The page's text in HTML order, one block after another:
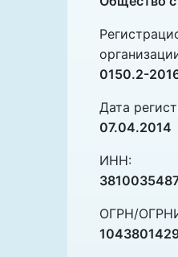
0150.2-
Дата
07.04.2014
ИНН:
ОГРН/